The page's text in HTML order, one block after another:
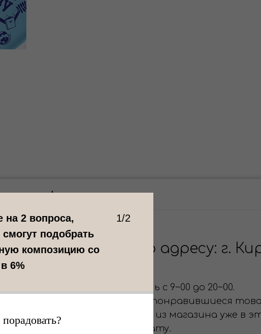
на 2 вопроса,
подобрать
композицию со
6%
1/2
Доставка
Самовывоз по адресу: г.
Рады вам каждый день с 9−00 до 20−00.
Добавьте в корзину понравившиеся
сможете забрать их из магазина уже в
день или в нужную дату.